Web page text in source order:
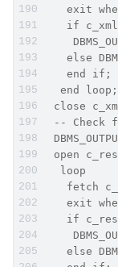
exit
if
else
   end if;
  end loop;
close
-- Check
open
  loop
fetch
exit
if
else